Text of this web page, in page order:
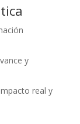
y
real y